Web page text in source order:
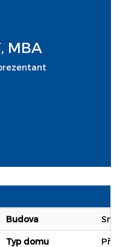
MBA
Budova
Typ domu